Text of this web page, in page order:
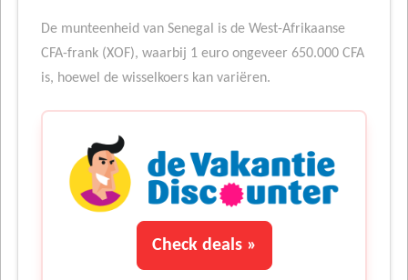
De munteenheid van Senegal is de West-Afrikaanse
CFA-frank (XOF), waarbij 1 euro ongeveer 650.000 CFA
is, hoewel de wisselkoers kan variëren.
Check deals »